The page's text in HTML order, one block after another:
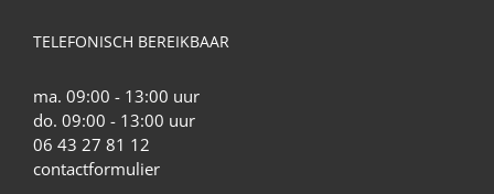
TELEFONISCH BEREIKBAAR
ma. 09:00 - 13:00 uur
do. 09:00 - 13:00 uur
06 43 27 81 12
contactformulier